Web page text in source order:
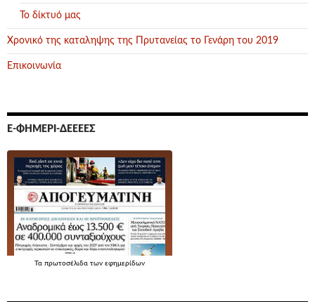
Το δίκτυό μας
Χρονικό της καταληψης της Πρυτανείας το Γενάρη του 2019
Επικοινωνία
Ε-ΦΗΜΕΡΊ-ΔΕΕΕΕΣ
Τα πρωτοσέλιδα των εφημερίδων